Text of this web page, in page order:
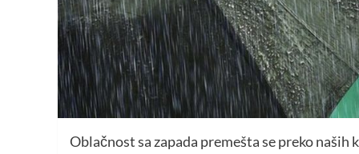
Oblačnost sa zapada premešta se preko